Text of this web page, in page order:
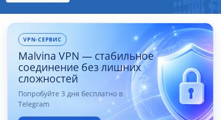
VPN-СЕРВИС
Malvina VPN — стабильное
соединение без лишних
сложностей
Попробуйте 3 дня бесплатно в
Telegram